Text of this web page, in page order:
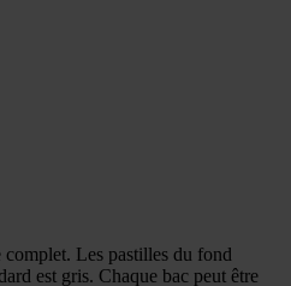
complet. Les pastilles du fond
est gris. Chaque bac peut être